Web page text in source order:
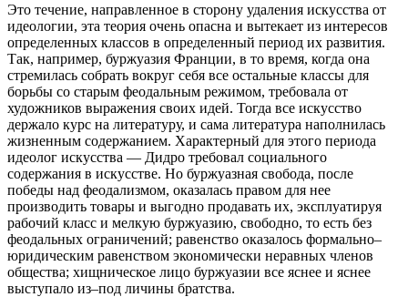
Это течение, направленное в сторону удаления искусства от
идеологии, эта теория очень опасна и вытекает из интересов
определенных классов в определенный период их развития.
Так, например, буржуазия Франции, в то время, когда она
стремилась собрать вокруг себя все остальные классы для
борьбы со старым феодальным режимом, требовала от
художников выражения своих идей. Тогда все искусство
держало курс на литературу, и сама литература наполнилась
жизненным содержанием. Характерный для этого периода
идеолог искусства — Дидро требовал социального
содержания в искусстве. Но буржуазная свобода, после
победы над феодализмом, оказалась правом для нее
производить товары и выгодно продавать их, эксплуатируя
рабочий класс и мелкую буржуазию, свободно, то есть без
феодальных ограничений; равенство оказалось формально–
юридическим равенством экономически неравных членов
общества; хищническое лицо буржуазии все яснее и яснее
выступало из–под личины братства.